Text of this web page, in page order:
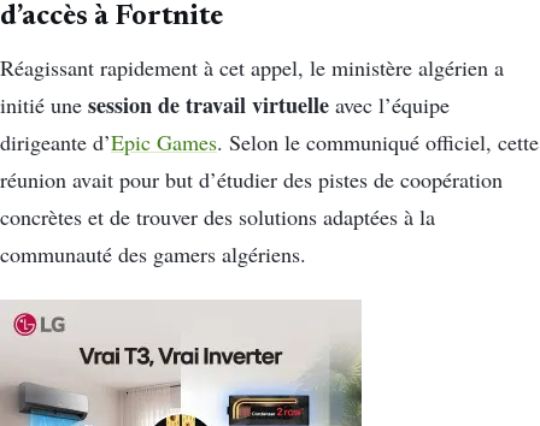
d’accès à Fortnite
Réagissant rapidement à cet appel, le ministère algérien a
initié une session de travail virtuelle avec l’équipe
dirigeante d’Epic Games. Selon le communiqué officiel, cette
réunion avait pour but d’étudier des pistes de coopération
concrètes et de trouver des solutions adaptées à la
communauté des gamers algériens.